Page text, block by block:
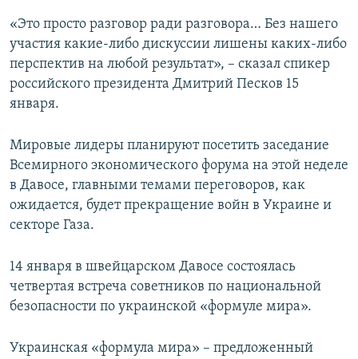
«Это просто разговор ради разговора… Без нашего
участия какие-либо дискуссии лишены каких-либо
перспектив на любой результат», – сказал спикер
российского президента Дмитрий Песков 15
января.
Мировые лидеры планируют посетить заседание
Всемирного экономического форума на этой неделе
в Давосе, главными темами переговоров, как
ожидается, будет прекращение войн в Украине и
секторе Газа.
14 января в швейцарском Давосе состоялась
четвертая встреча советников по национальной
безопасности по украинской «формуле мира».
Украинская «формула мира» – предложенный